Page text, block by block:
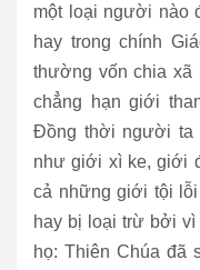
một loại người nào
hay trong chính
thường vốn chia xã
chẳng hạn giới
Đồng thời người ta
như giới xì ke, giới
cả những giới tội
hay bị loại trừ bởi
họ: Thiên Chúa đã